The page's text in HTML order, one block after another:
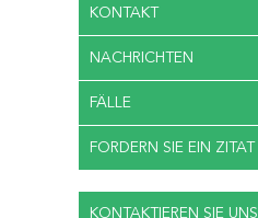
KONTAKT
NACHRICHTEN
FÄLLE
FORDERN SIE EIN ZITAT
KONTAKTIEREN SIE UNS